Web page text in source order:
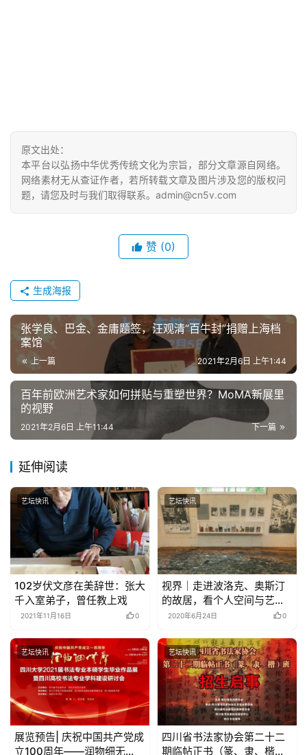
繁
體
字
一
百
例
原文出处：
本平台以弘扬中华优秀传统文化为宗旨，部分文章源自网络。
网络素材无从查证作者，若所转载文章及图片涉及您的版权问
题，请您及时与我们取得联系。admin@cn5v.com
赞 (0)
生成海报
张学良、巴金、金庸题签，汪观清“百牛封”捐赠上海档
案馆
上一篇 2021年2月6日 上午1:44
百年前欧洲艺术家如何拼贴与重塑世界？MoMA新展里
的视野
下一篇
2021年2月6日 上午11:44
延伸阅读
艺坛快讯
102岁伏文彦在美辞世：张大
千入室弟子，曾任教上戏
2021年11月16日 0
艺坛快讯
视界｜走进波洛克、奥斯汀
的故居，看个人空间与艺术
创作
2020年6月24日 0
艺坛快讯
展览预告| 庆祝中国共产党成
立100周年——润物细无
艺坛快讯
四川省书法家协会第二十二
期临帖正书（篆、隶、楷）